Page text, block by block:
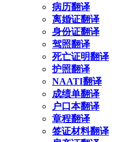
病历翻译
离婚证翻译
身份证翻译
驾照翻译
死亡证明翻译
护照翻译
NAATI翻译
成绩单翻译
户口本翻译
章程翻译
签证材料翻译